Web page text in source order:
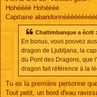
Hohéééé Hohéééé
Capitaine
Chaltimbanque a écrit :
En bonus, vous pouvez
dragon de Ljubljana, la
du Pont des Dragons, que
dragon fait référence à la
Tu es la première personne
Tout petit, un bord d'eau